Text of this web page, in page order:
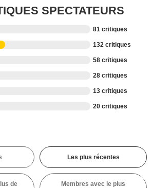
SPECTATEURS
81 critiques
132 critiques
58 critiques
28 critiques
13 critiques
20 critiques
Les plus récentes
de
Membres avec le plus